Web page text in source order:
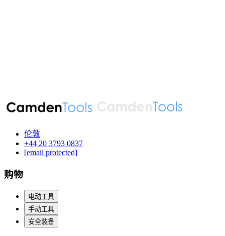
伦敦
‪+44 20 3793 0837‬
[email protected]
购物
电动工具
手动工具
安全装备